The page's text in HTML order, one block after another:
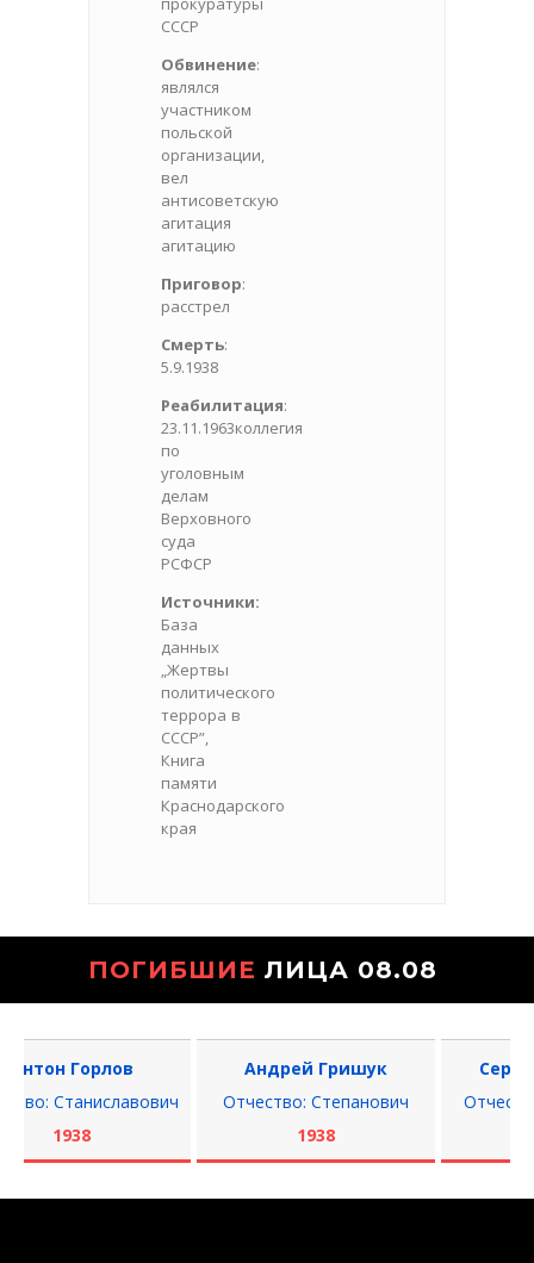
СССР
Обвинение:
являлся
участником
польской
организации,
вел
антисоветскую
агитация
агитацию
Приговор:
расстрел
Смерть:
5.9.1938
Реабилитация:
23.11.1963коллегия
по
уголовным
делам
Верховного
суда
РСФСР
Источники:
База
данных
„Жертвы
политического
террора в
СССР”,
Книга
памяти
Краснодарского
края
ПОГИБШИЕ ЛИЦА 08.08
Горлов
Станиславович
1938
Андрей Гришук
Отчество: Степанович
1938
Сергей
Отчество: